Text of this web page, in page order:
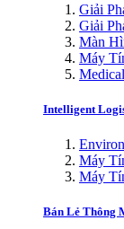
Giải
Giải
Màn
Máy
Intelligent
Máy
Máy
Bán Lẻ Thông